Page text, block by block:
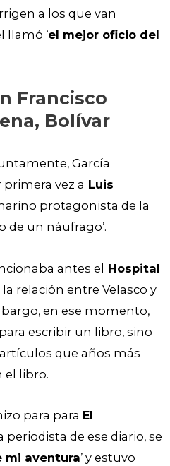
a los que van
llamó ‘el mejor oficio del
Francisco
Bolívar
García
vez a Luis
protagonista de la
de un náufrago’.
antes el Hospital
relación entre Velasco y
en ese momento,
escribir un libro, sino
que años más
el libro.
para para El
periodista de ese diario, se
mi aventura’ y estuvo